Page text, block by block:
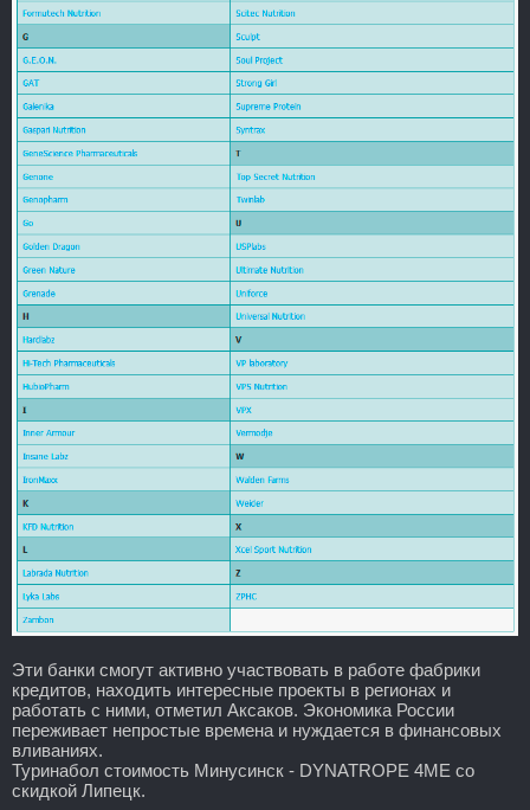
Эти банки смогут активно участвовать в работе фабрики
кредитов, находить интересные проекты в регионах и
работать с ними, отметил Аксаков. Экономика России
переживает непростые времена и нуждается в финансовых
вливаниях.
Туринабол стоимость Минусинск - DYNATROPE 4ME со
скидкой Липецк.